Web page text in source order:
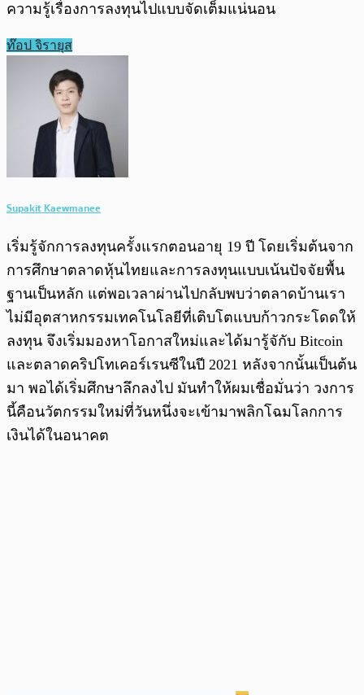
ความรู้เรื่องการลงทุนไปแบบจัดเต็มแน่นอน
ท๊อป จิรายุส
Supakit Kaewmanee
เริ่มรู้จักการลงทุนครั้งแรกตอนอายุ 19 ปี โดยเริ่มต้นจาก
การศึกษาตลาดหุ้นไทยและการลงทุนแบบเน้นปัจจัยพื้น
ฐานเป็นหลัก แต่พอเวลาผ่านไปกลับพบว่าตลาดบ้านเรา
ไม่มีอุตสาหกรรมเทคโนโลยีที่เติบโตแบบก้าวกระโดดให้
ลงทุน จึงเริ่มมองหาโอกาสใหม่และได้มารู้จักับ Bitcoin
และตลาดคริปโทเคอร์เรนซีในปี 2021 หลังจากนั้นเป็นต้น
มา พอได้เริ่มศึกษาลึกลงไป มันทำให้ผมเชื่อมั่นว่า วงการ
นี้คือนวัตกรรมใหม่ที่วันหนึ่งจะเข้ามาพลิกโฉมโลกการ
เงินได้ในอนาคต